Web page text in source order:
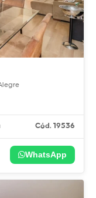
Cód. 19536
WhatsApp